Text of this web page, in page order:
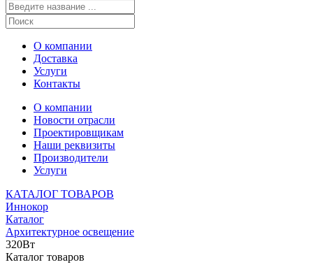
О компании
Доставка
Услуги
Контакты
О компании
Новости отрасли
Проектировщикам
Наши реквизиты
Производители
Услуги
КАТАЛОГ ТОВАРОВ
Иннокор
Каталог
Архитектурное освещение
320Вт
Каталог товаров